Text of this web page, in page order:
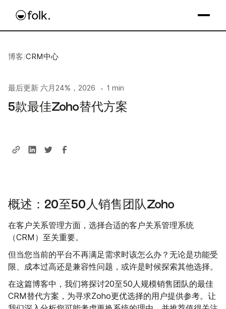
博客/CRM中心
最后更新 六月24%，2026 • 1 min
5款最佳Zoho替代方案
概述：20至50人销售团队Zoho
在客户关系管理方面，选择合适的客户关系管理系统
（CRM）至关重要。
但当您当前的平台不再满足需求时该怎么办？无论是功能受
限、成本过高还是兼容性问题，或许是时候探索其他选择。
在这篇博客中，我们将探讨20至50人规模销售团队的最佳
CRM替代方案，为寻求Zoho更优选择的用户提供参考。让